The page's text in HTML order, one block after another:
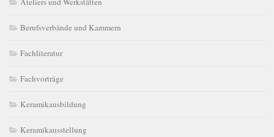
Berufsverbände und Kammern
Fachliteratur
Fachvorträge
Keramikausbildung
Keramikausstellung